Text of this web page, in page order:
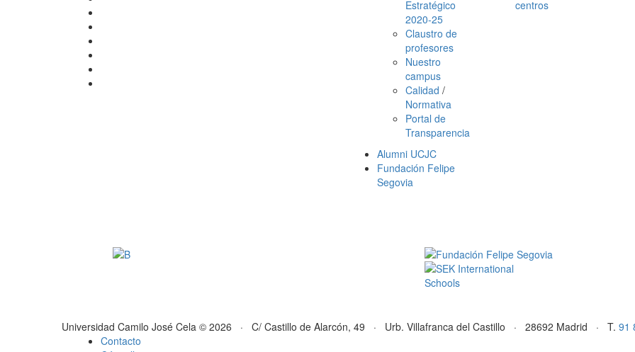
Estratégico
2020-25
Claustro de
profesores
Nuestro
campus
Calidad /
Normativa
Portal de
Transparencia
Alumni UCJC
Fundación Felipe
Segovia
centros
Universidad Camilo José Cela © 2026 · C/ Castillo de Alarcón, 49 · Urb. Villafranca del Castillo · 28692 Madrid · T. 91
Contacto